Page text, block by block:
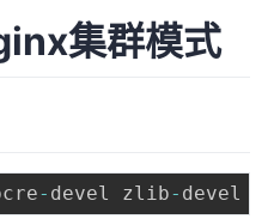
集群模式
- devel zlib-